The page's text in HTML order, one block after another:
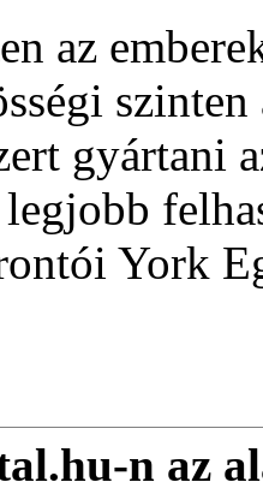
az
gyártani
York
n az